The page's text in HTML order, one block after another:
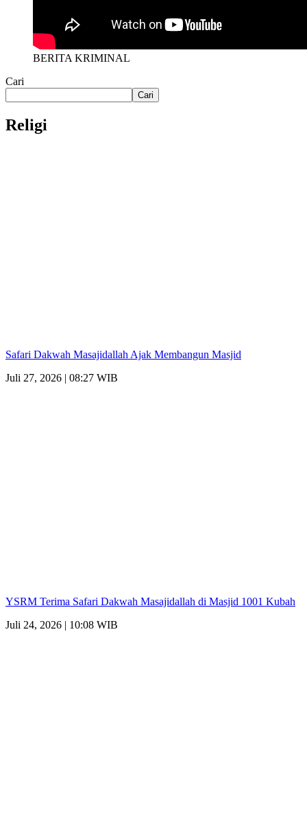
BERITA KRIMINAL
Cari
Cari
Religi
Safari Dakwah Masajidallah Ajak Membangun Masjid
Juli 27, 2026 | 08:27 WIB
YSRM Terima Safari Dakwah Masajidallah di Masjid 1001 Kubah
Juli 24, 2026 | 10:08 WIB